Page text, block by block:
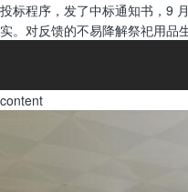
投标程序，发了中标通知书，9
实。对反馈的不易降解祭祀用品
content